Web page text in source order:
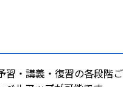
・講義・復習の各段階